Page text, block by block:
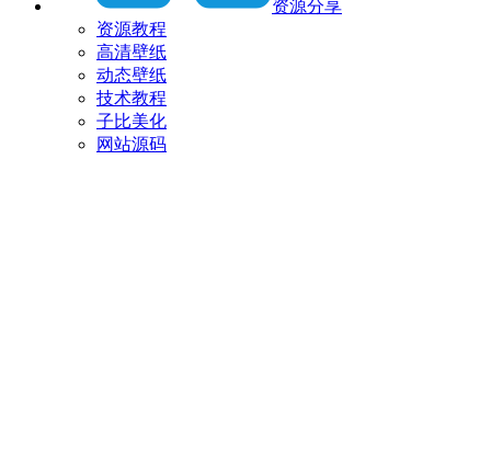
资源分享
资源教程
高清壁纸
动态壁纸
技术教程
子比美化
网站源码